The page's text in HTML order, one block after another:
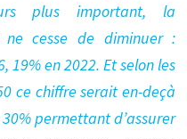
plus important, la
ne cesse de diminuer :
19% en 2022. Et selon les
ce chiffre serait en-deçà
permettant d’assurer